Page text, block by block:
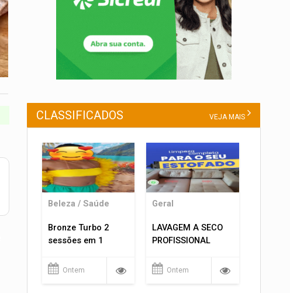
CLASSIFICADOS VEJA MAIS
Beleza / Saúde
Bronze Turbo 2
sessões em 1
Ontem
Geral
LAVAGEM A SECO
PROFISSIONAL
Ontem